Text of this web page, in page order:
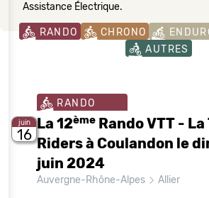
Assistance Électrique.
RANDO CHRONO
AUTRES
juin
16
RANDO
La 12ème Rando VTT -
Riders à Coulandon le
juin 2024
Auvergne-Rhône-Alpes Allier